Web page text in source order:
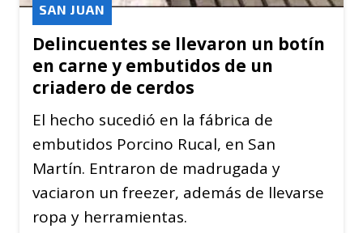
Delincuentes se llevaron un botín
en carne y embutidos de un
criadero de cerdos
SAN JUAN
El hecho sucedió en la fábrica de
embutidos Porcino Rucal, en San
Martín. Entraron de madrugada y
vaciaron un freezer, además de llevarse
ropa y herramientas.